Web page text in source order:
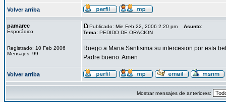
Volver arriba
pamarec
Esporádico
Registrado: 10 Feb 2006
Mensajes: 99
Publicado: Mie Feb 22, 2006 2:20 pm Asunto:
Tema: PEDIDO DE ORACION
Ruego a Maria Santisima su intercesion por esta
Padre bueno. Amen
Volver arriba
Mostrar mensajes de anteriores: